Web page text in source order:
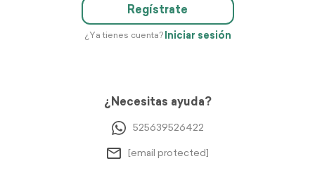
Regístrate
¿Ya tienes cuenta? Iniciar sesión
¿Necesitas ayuda?
525639526422
[email protected]